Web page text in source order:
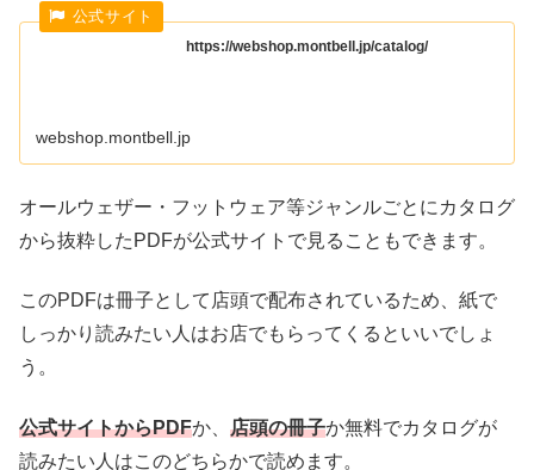
https://webshop.montbell.jp/catalog/
webshop.montbell.jp
オールウェザー・フットウェア等ジャンルごとにカタログ
から抜粋したPDFが公式サイトで見ることもできます。
このPDFは冊子として店頭で配布されているため、紙で
しっかり読みたい人はお店でもらってくるといいでしょ
う。
公式サイトからPDFか、 店頭の冊子か無料でカタログが
読みたい人はこのどちらかで読めます。